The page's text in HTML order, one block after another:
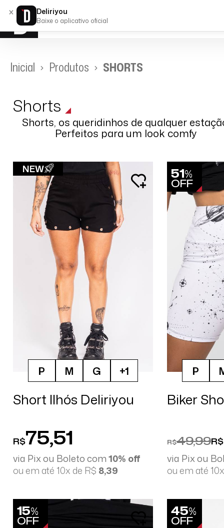
Inicial Produtos SHORTS
Shorts
Shorts, os queridinhos de qualquer
Perfeitos para um look comfy
Tamanho
Preço
Gênero
NEW
P M G +1
Short Ilhós Deliriyou
R$75,51
via Pix ou Boleto com10% off
ou em até 10x de R$ 8,39
51%
OFF
P
Biker
R$49,99R$
via Pix ou
ou em até
15%
OFF
45%
OFF
× Deliriyou
Baixe o aplicativo oficial